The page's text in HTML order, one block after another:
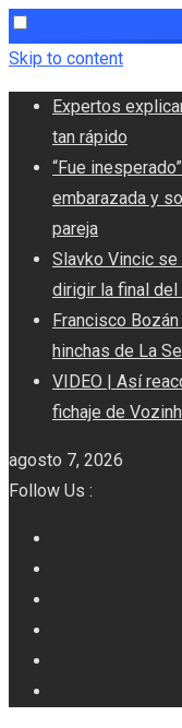
Skip to content
Expertos
tan rápido
“Fue
embarazada y
pareja
Slavko Vincic se
dirigir la final
Francisco
hinchas de La
VIDEO | Así
fichaje de
agosto 7, 2026
Follow Us :